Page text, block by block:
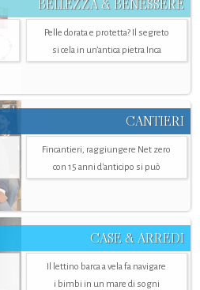
BELLEZZA & BENESSERE
Pelle dorata e protetta? Il segreto
si cela in un’antica pietra Inca
CANTIERI
Fincantieri, raggiungere Net zero
con 15 anni d'anticipo si può
CASE & ARREDI
Il lettino barca a vela fa navigare
i bimbi in un mare di sogni